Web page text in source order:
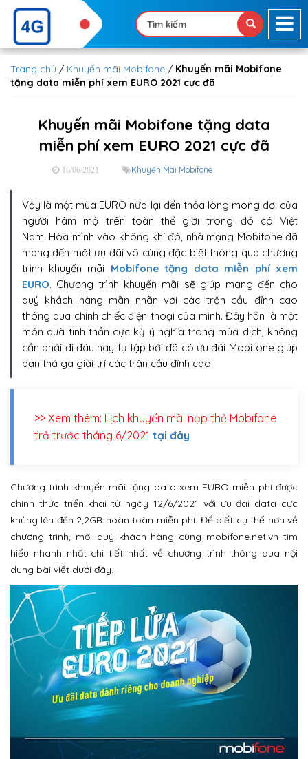
Trang chủ / Khuyến mãi Mobifone / Khuyến mãi Mobifone
tặng data miễn phí xem EURO 2021 cực đã
Khuyến mãi Mobifone tặng data
miễn phí xem EURO 2021 cực đã
16/06/2021 Khuyến Mãi Mobifone
Vậy là một mùa EURO nữa lại đến thỏa lòng mong đợi của
người hâm mộ trên toàn thế giới trong đó có Việt
Nam. Hòa mình vào không khí đó, nhà mạng Mobifone đã
mang đến một ưu đãi vô cùng đặc biệt thông qua chương
trình khuyến mãi Mobifone tặng data miễn phí xem
EURO. Chương trình khuyến mãi sẽ giúp mang đến cho
quý khách hàng mãn nhãn với các trận cầu đỉnh cao
thông qua chính chiếc điện thoại của mình. Đây hẳn là một
món quà tinh thần cực kỳ ý nghĩa trong mùa dịch, không
cần phải đi đâu hay tụ tập bởi đã có ưu đãi Mobifone giúp
bạn thả ga giải trí các trận cầu đỉnh cao.
>> Xem thêm: Lịch khuyến mãi nạp thẻ Mobifone
trả trước tháng 6/2021 tại đây
Chương trình khuyến mãi tặng data xem EURO miễn phí được
chính thức triển khai từ ngày 12/6/2021 với ưu đãi data cực
khủng lên đến 2,2GB hoàn toàn miễn phí. Để biết cụ thể hơn về
chương trình, mời quý khách hàng cùng mobifone.net.vn tìm
hiểu nhanh nhất chi tiết nhất về chương trình thông qua nội
dung bài viết dưới đây.